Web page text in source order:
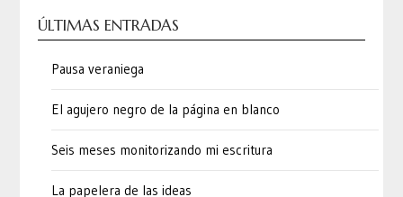
ÚLTIMAS ENTRADAS
Pausa veraniega
El agujero negro de la página en blanco
Seis meses monitorizando mi escritura
La papelera de las ideas